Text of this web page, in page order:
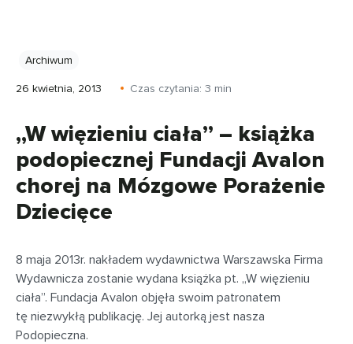
Archiwum
26 kwietnia, 2013 Czas czytania: 3 min
„W więzieniu ciała” – książka
podopiecznej Fundacji Avalon
chorej na Mózgowe Porażenie
Dziecięce
8 maja 2013r. nakładem wydawnictwa Warszawska Firma
Wydawnicza zostanie wydana książka pt. „W więzieniu
ciała”. Fundacja Avalon objęła swoim patronatem
tę niezwykłą publikację. Jej autorką jest nasza
Podopieczna.